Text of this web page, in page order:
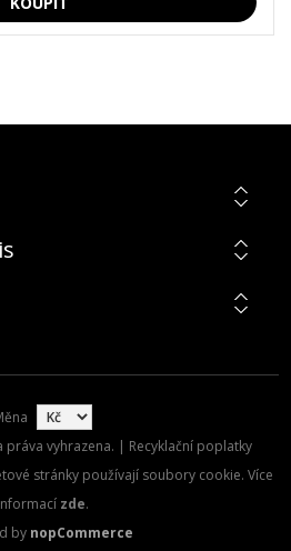
práva vyhrazena. | Recyklační poplatky
stránky používají soubory cookie. Více
zde.
by nopCommerce